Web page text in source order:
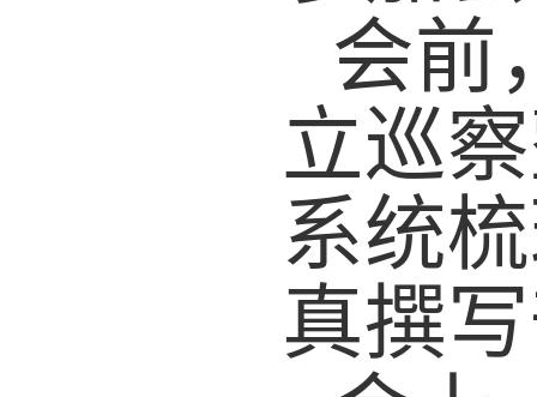
会前
立巡
系统
真撰写